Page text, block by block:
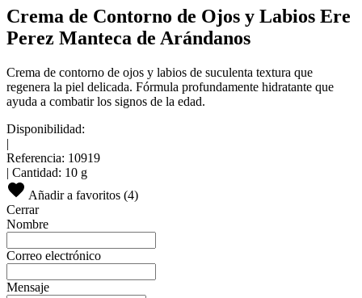
Crema de Contorno de Ojos y Labios Ere
Perez Manteca de Arándanos
Crema de contorno de ojos y labios de suculenta textura que
regenera la piel delicada. Fórmula profundamente hidratante que
ayuda a combatir los signos de la edad.
Disponibilidad:
|
Referencia: 10919
| Cantidad: 10 g
Añadir a favoritos (4)
Cerrar
Nombre
Correo electrónico
Mensaje